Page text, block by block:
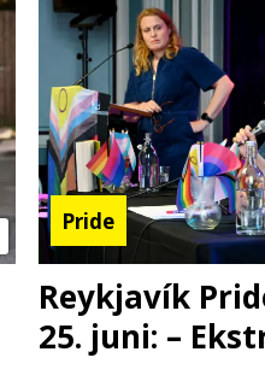
Pride
Reykjavík
25. juni: –